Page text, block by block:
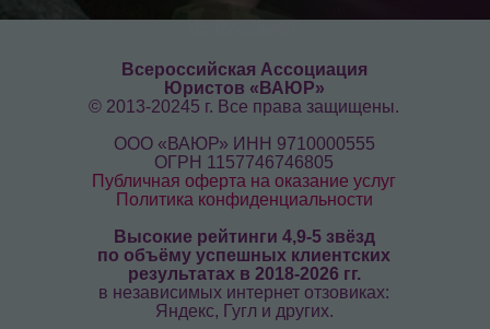
Всероссийская Ассоциация
Юристов «ВАЮР»
© 2013-20245 г. Все права защищены.
ООО «ВАЮР» ИНН 9710000555
ОГРН 1157746746805
Публичная оферта на оказание услуг
Политика конфиденциальности
Высокие рейтинги 4,9-5 звёзд
по объёму успешных клиентских
результатах в 2018-2026 гг.
в независимых интернет отзовиках:
Яндекс, Гугл и других.
Информация